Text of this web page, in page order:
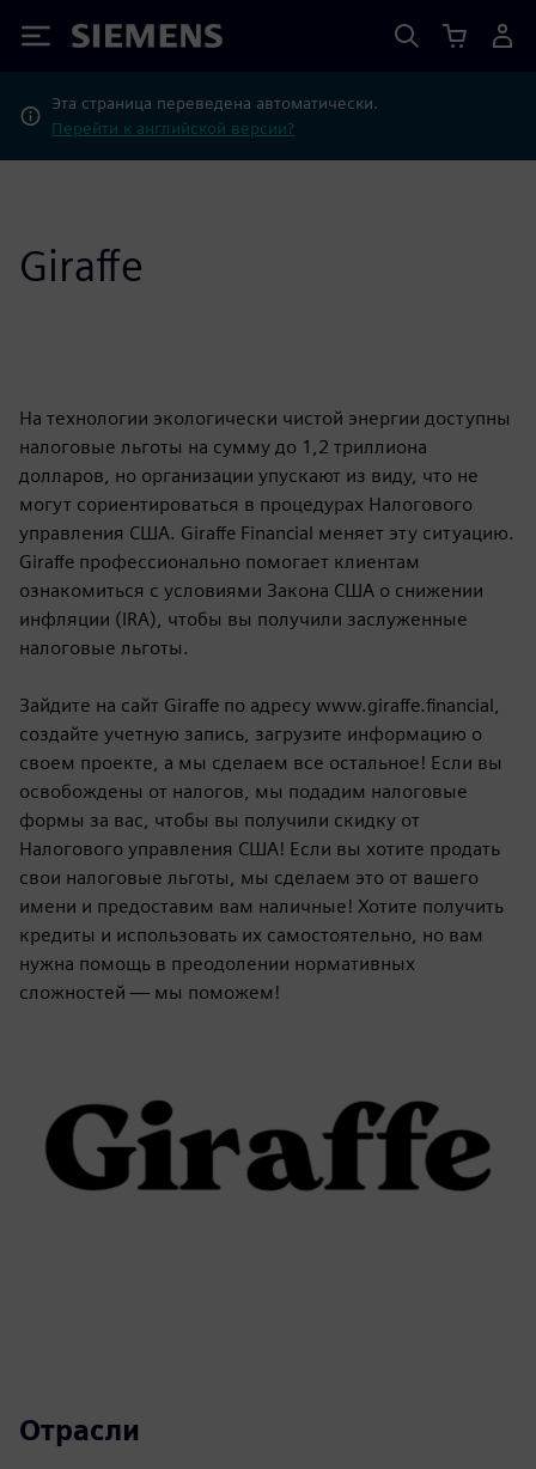
Siemens
Эта страница переведена автоматически.
Перейти к английской версии?
Giraffe
На технологии экологически чистой энергии доступны
налоговые льготы на сумму до 1,2 триллиона
долларов, но организации упускают из виду, что не
могут сориентироваться в процедурах Налогового
управления США. Giraffe Financial меняет эту ситуацию.
Giraffe профессионально помогает клиентам
ознакомиться с условиями Закона США о снижении
инфляции (IRA), чтобы вы получили заслуженные
налоговые льготы.
Зайдите на сайт Giraffe по адресу www.giraffe.financial,
создайте учетную запись, загрузите информацию о
своем проекте, а мы сделаем все остальное! Если вы
освобождены от налогов, мы подадим налоговые
формы за вас, чтобы вы получили скидку от
Налогового управления США! Если вы хотите продать
свои налоговые льготы, мы сделаем это от вашего
имени и предоставим вам наличные! Хотите получить
кредиты и использовать их самостоятельно, но вам
нужна помощь в преодолении нормативных
сложностей — мы поможем!
Отрасли